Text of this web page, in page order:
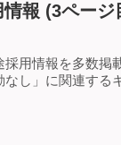
報 (3ページ
用情報を多数
し」に関連す